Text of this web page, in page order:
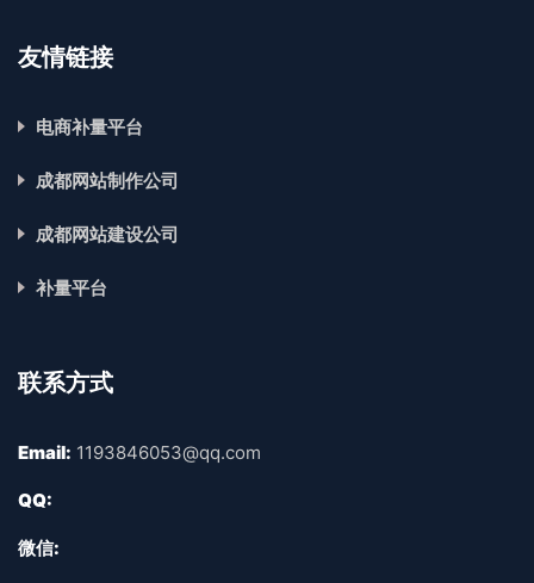
友情链接
电商补量平台
成都网站制作公司
成都网站建设公司
补量平台
联系方式
Email: 1193846053@qq.com
QQ:
微信: